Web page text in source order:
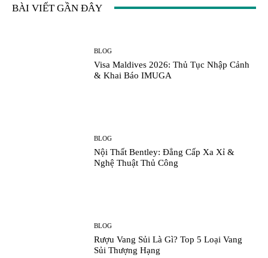
BÀI VIẾT GẦN ĐÂY
BLOG
Visa Maldives 2026: Thủ Tục Nhập Cảnh
& Khai Báo IMUGA
BLOG
Nội Thất Bentley: Đẳng Cấp Xa Xỉ &
Nghệ Thuật Thủ Công
BLOG
Rượu Vang Sủi Là Gì? Top 5 Loại Vang
Sủi Thượng Hạng